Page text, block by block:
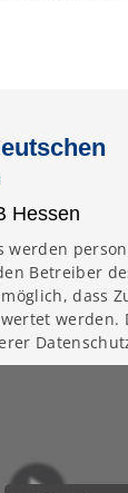
Hessen
werden
Betreiber
dass
werden.